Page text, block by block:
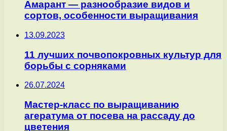
Амарант — разнообразие видов и
сортов, особенности выращивания
13.09.2023
11 лучших почвопокровных культур для
борьбы с сорняками
26.07.2024
Мастер-класс по выращиванию
агератума от посева на рассаду до
цветения